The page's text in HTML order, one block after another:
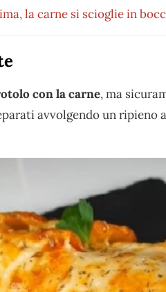
la carne si scioglie in
con la carne, ma
avvolgendo un ripieno